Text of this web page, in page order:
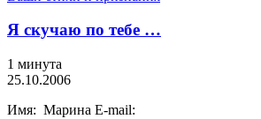
Я скучаю по тебе …
1 минута
25.10.2006
Имя: Марина E-mail: